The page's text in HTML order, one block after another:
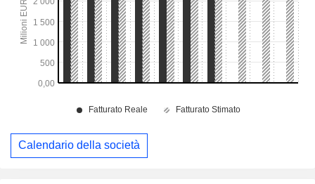
Calendario della società